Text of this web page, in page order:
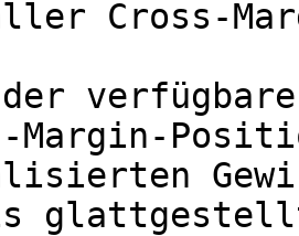
Cross-
der
Margin-